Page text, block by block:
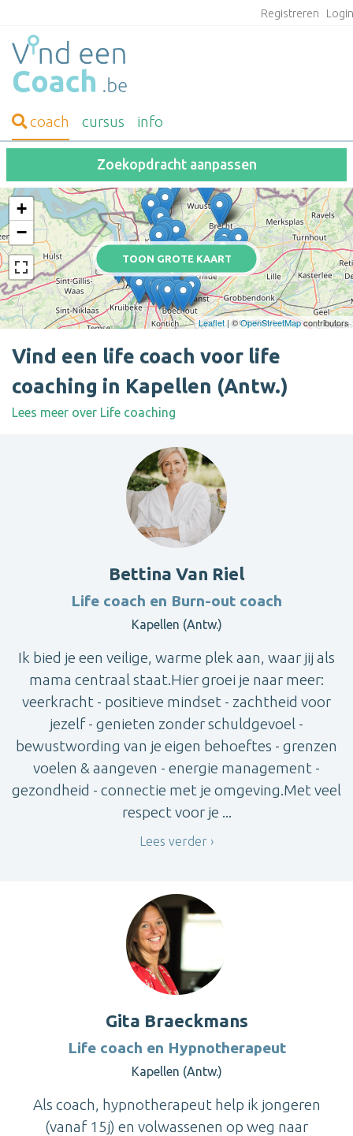
Registreren
coach cursus info
Zoekopdracht aanpassen
TOON GROTE KAART
+
−
Leaflet | ©OpenStreetMapcontributors
Vind een life coach voor life
coaching in Kapellen (Antw.)
Lees meer over Life coaching
Bettina Van Riel
Life coach en Burn-out coach
Kapellen (Antw.)
Ik bied je een veilige, warme plek aan, waar jij als
mama centraal staat.Hier groei je naar meer:
veerkracht - positieve mindset - zachtheid voor
jezelf - genieten zonder schuldgevoel -
bewustwording van je eigen behoeftes - grenzen
voelen & aangeven - energie management -
gezondheid - connectie met je omgeving.Met veel
respect voor je ...
Lees verder
Gita Braeckmans
Life coach en Hypnotherapeut
Kapellen (Antw.)
Als coach, hypnotherapeut help ik jongeren
(vanaf 15j) en volwassenen op weg naar